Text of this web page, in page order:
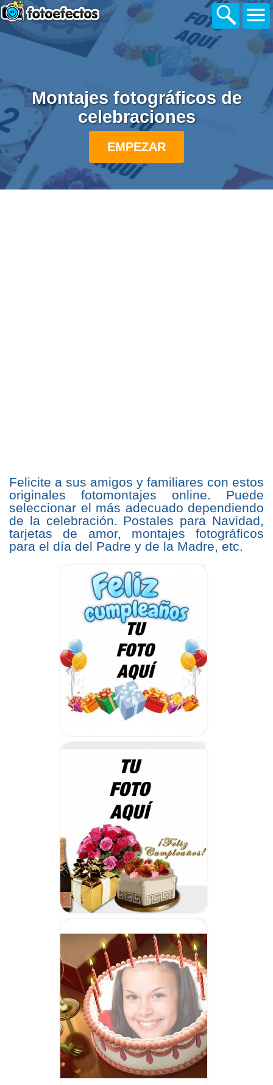
Montajes fotográficos de
celebraciones
EMPEZAR
Felicite a sus amigos y familiares con estos
originales fotomontajes online. Puede
seleccionar el más adecuado dependiendo
de la celebración. Postales para Navidad,
tarjetas de amor, montajes fotográficos
para el día del Padre y de la Madre, etc.